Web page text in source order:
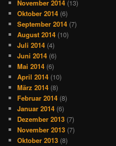
November 2014 (13)
Oktober 2014 (6)
September 2014 (7)
August 2014 (10)
Juli 2014 (4)
Juni 2014 (6)
Mai 2014 (6)
April 2014 (10)
März 2014 (8)
Februar 2014 (8)
Januar 2014 (6)
Dezember 2013 (7)
November 2013 (7)
Oktober 2013 (8)